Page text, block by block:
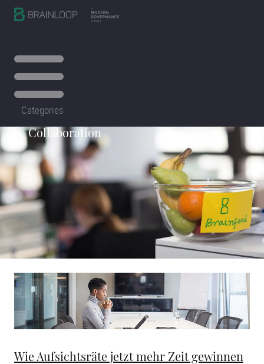
Categories
Collaboration
Wie Aufsichtsräte jetzt mehr Zeit gewinnen